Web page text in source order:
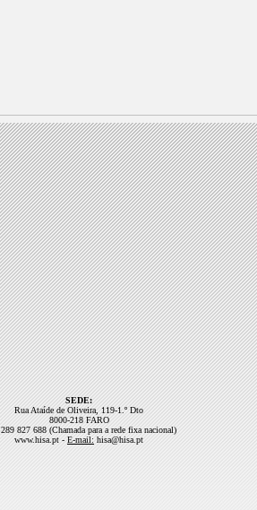
SEDE:
Rua Ataíde de Oliveira, 119-1.º Dto
8000-218 FARO
289 827 688 (Chamada para a rede fixa nacional)
www.hisa.pt - E-mail: hisa@hisa.pt